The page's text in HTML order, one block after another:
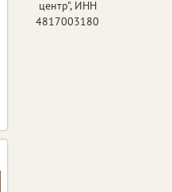
центр", ИНН
4817003180